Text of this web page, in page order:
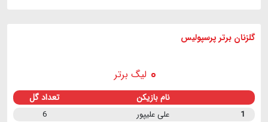
گلزنان برتر پرسپولیس
لیگ برتر
نام بازیکن تعداد گل
1 علی علیپور
6